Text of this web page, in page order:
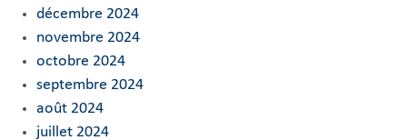
décembre 2024
novembre 2024
octobre 2024
septembre 2024
août 2024
juillet 2024